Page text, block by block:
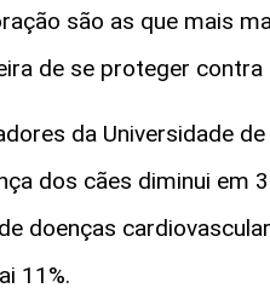
são as que mais
de se proteger
da Universidade
dos cães diminui em
doenças
11%.